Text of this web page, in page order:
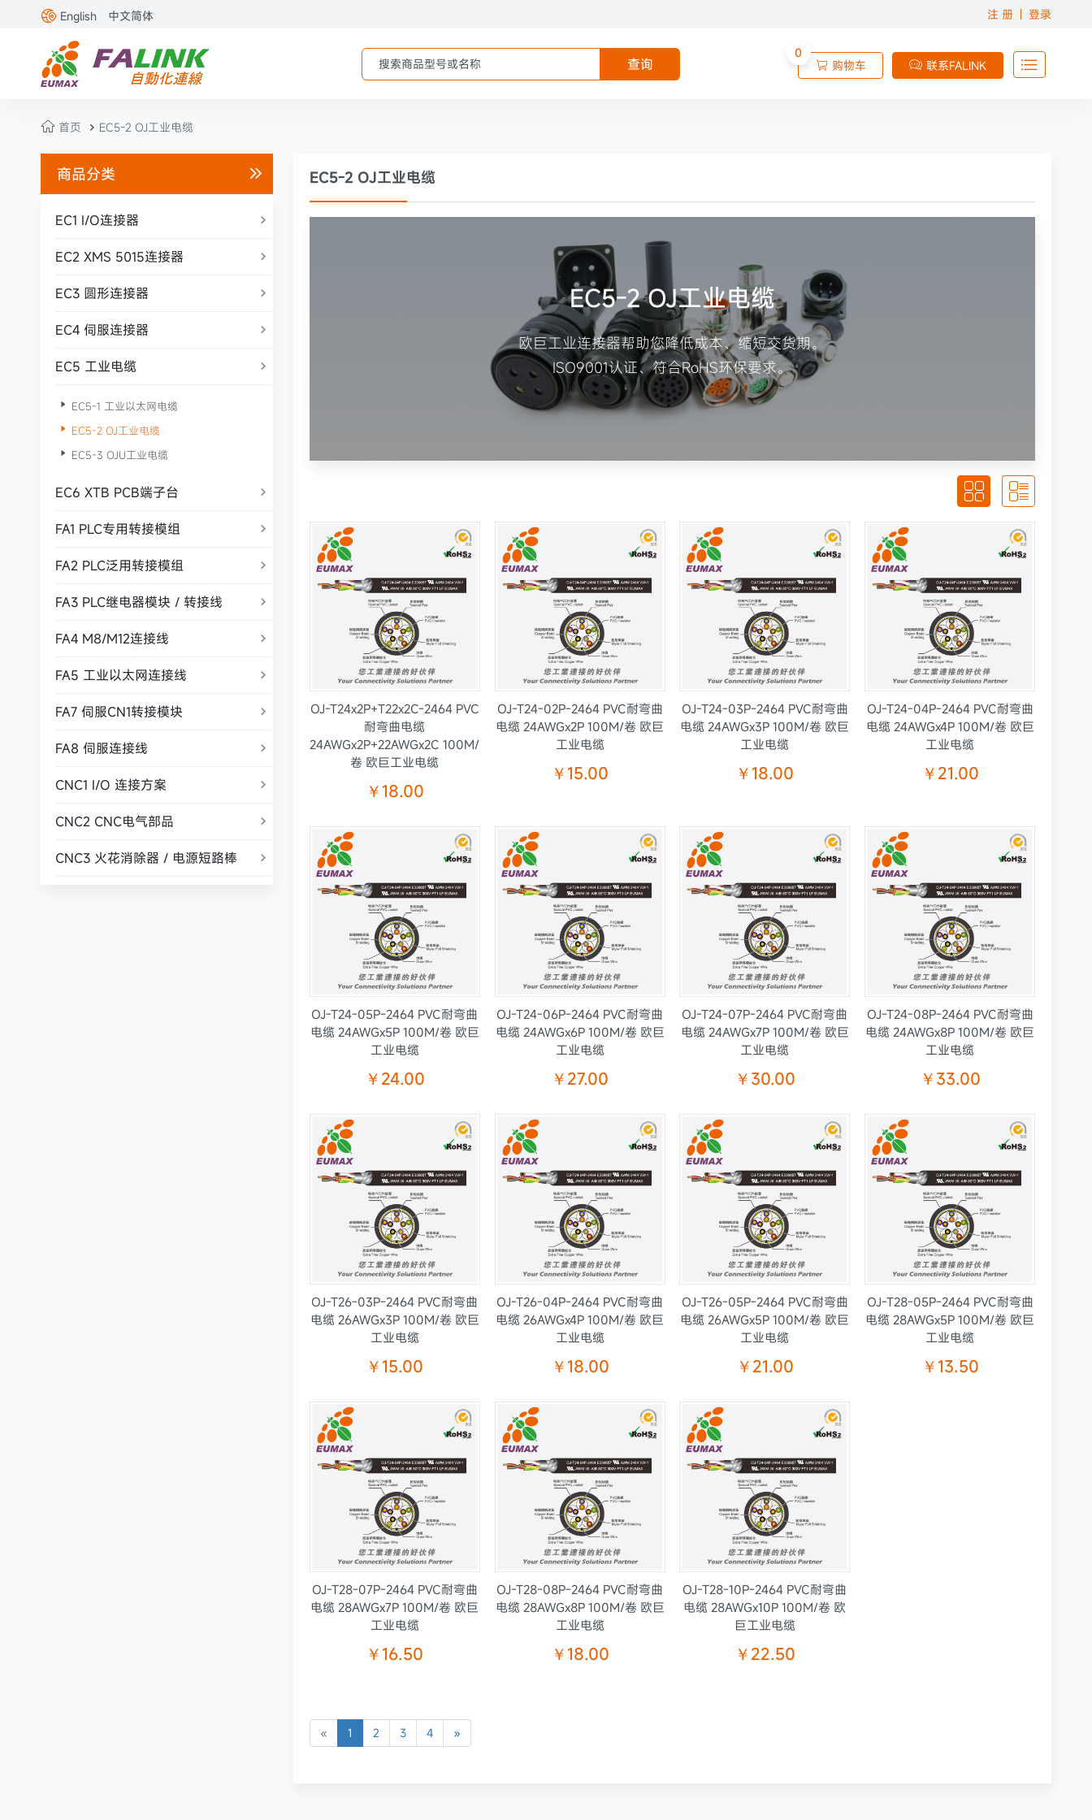
 English 中文简体 注 册 登录
查询
0
 购物车  联系FALINK 
 首页  EC5-2 OJ工业电缆
商品分类 
EC1 I/O连接器 
EC2 XMS 5015连接器 
EC3 圆形连接器 
EC4 伺服连接器 
EC5 工业电缆 
 EC5-1 工业以太网电缆
 EC5-2 OJ工业电缆
 EC5-3 OJU工业电缆
EC6 XTB PCB端子台 
FA1 PLC专用转接模组 
FA2 PLC泛用转接模组 
FA3 PLC继电器模块 / 转接线 
FA4 M8/M12连接线 
FA5 工业以太网连接线 
FA7 伺服CN1转接模块 
FA8 伺服连接线 
CNC1 I/O 连接方案 
CNC2 CNC电气部品 
CNC3 火花消除器 / 电源短路棒 
EC5-2 OJ工业电缆
EC5-2 OJ工业电缆
欧巨工业连接器帮助您降低成本、缩短交货期。
ISO9001认证、符合RoHS环保要求。
 
OJ-T24x2P+T22x2C-2464 PVC
耐弯曲电缆
24AWGx2P+22AWGx2C 100M/
卷 欧巨工业电缆
￥18.00
OJ-T24-02P-2464 PVC耐弯曲
电缆 24AWGx2P 100M/卷 欧巨
工业电缆
￥15.00
OJ-T24-03P-2464 PVC耐弯曲
电缆 24AWGx3P 100M/卷 欧巨
工业电缆
￥18.00
OJ-T24-04P-2464 PVC耐弯曲
电缆 24AWGx4P 100M/卷 欧巨
工业电缆
￥21.00
OJ-T24-05P-2464 PVC耐弯曲
电缆 24AWGx5P 100M/卷 欧巨
工业电缆
￥24.00
OJ-T24-06P-2464 PVC耐弯曲
电缆 24AWGx6P 100M/卷 欧巨
工业电缆
￥27.00
OJ-T24-07P-2464 PVC耐弯曲
电缆 24AWGx7P 100M/卷 欧巨
工业电缆
￥30.00
OJ-T24-08P-2464 PVC耐弯曲
电缆 24AWGx8P 100M/卷 欧巨
工业电缆
￥33.00
OJ-T26-03P-2464 PVC耐弯曲
电缆 26AWGx3P 100M/卷 欧巨
工业电缆
￥15.00
OJ-T26-04P-2464 PVC耐弯曲
电缆 26AWGx4P 100M/卷 欧巨
工业电缆
￥18.00
OJ-T26-05P-2464 PVC耐弯曲
电缆 26AWGx5P 100M/卷 欧巨
工业电缆
￥21.00
OJ-T28-05P-2464 PVC耐弯曲
电缆 28AWGx5P 100M/卷 欧巨
工业电缆
￥13.50
OJ-T28-07P-2464 PVC耐弯曲
电缆 28AWGx7P 100M/卷 欧巨
工业电缆
￥16.50
OJ-T28-08P-2464 PVC耐弯曲
电缆 28AWGx8P 100M/卷 欧巨
工业电缆
￥18.00
OJ-T28-10P-2464 PVC耐弯曲
电缆 28AWGx10P 100M/卷 欧
巨工业电缆
￥22.50
« 1 2 3 4 »